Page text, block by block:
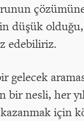
edebiliriz.
bir nesli, her
için